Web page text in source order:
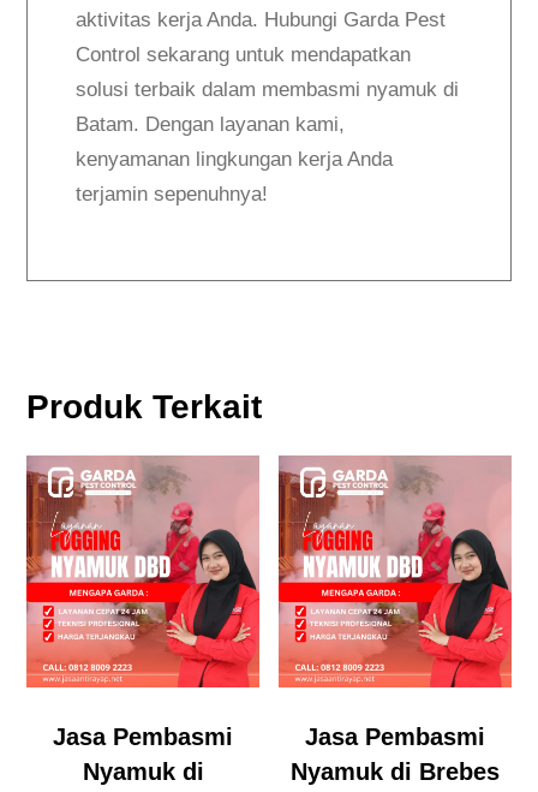
aktivitas kerja Anda. Hubungi Garda Pest
Control sekarang untuk mendapatkan
solusi terbaik dalam membasmi nyamuk di
Batam. Dengan layanan kami,
kenyamanan lingkungan kerja Anda
terjamin sepenuhnya!
Produk Terkait
Jasa Pembasmi
Nyamuk di
Jasa Pembasmi
Nyamuk di Brebes